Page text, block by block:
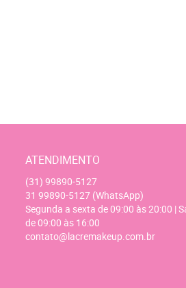
ATENDIMENTO
(31) 99890-5127
31 99890-5127 (WhatsApp)
Segunda a sexta de 09:00 às 20:00 |
de 09:00 às 16:00
contato@lacremakeup.com.br